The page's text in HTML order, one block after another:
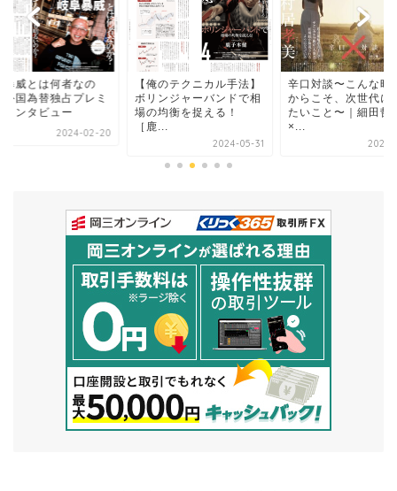
暴威とは何者なの
外国為替独占プレミ
インタビュー
2024-02-20
【俺のテクニカル手法】
ボリンジャーバンドで相
場の均衡を捉える！
［鹿...
2024-05-31
辛口対談〜こんな時
からこそ、次世代に
たいこと〜｜細田哲
×...
2024-